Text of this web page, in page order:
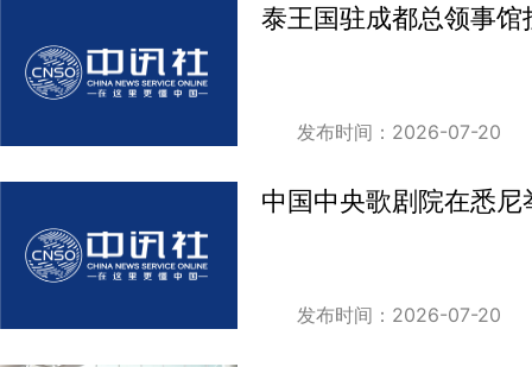
泰王国驻成都总领事
发布时间：2026-07-20
中国中央歌剧院在悉尼
发布时间：2026-07-20